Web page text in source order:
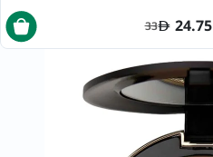
24.75
33